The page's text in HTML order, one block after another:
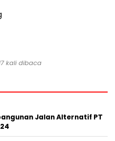
kali dibaca
Jalan Alternatif PT